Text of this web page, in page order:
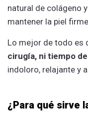
natural de colágeno
mantener la piel
Lo mejor de todo es
cirugía, ni tiempo
indoloro, relajante y
¿Para qué sirve